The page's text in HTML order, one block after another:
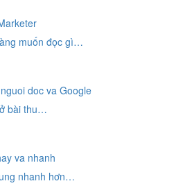
muốn đọc gì…
bài thu…
nhanh hơn…